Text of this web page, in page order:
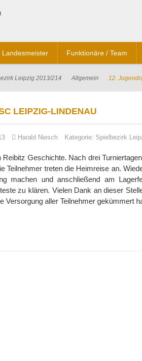
Landesmeister Funktionäre / Team
Leipzig 2013/214 Allgemein 12.
LEIPZIG-LINDENAU
Harald Niesch Kategorie: Spielbezirk
Reibitz Geschichte. Nach drei
Teilnehmer treten die Heimreise an.
machen und anschließend am
zu klären. Vielen Dank an dieser
Versorgung aller Teilnehmer gekümmert